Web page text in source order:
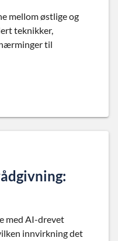
mellom østlige og
teknikker,
til
med AI-drevet
innvirkning det